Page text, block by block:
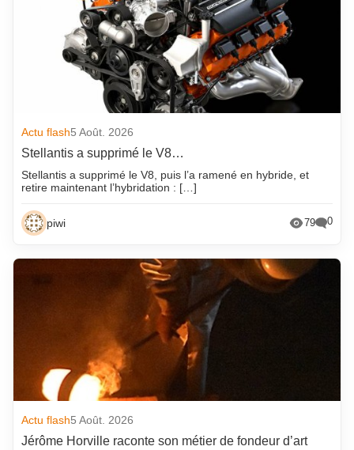
Actu flash5 Août. 2026
Stellantis a supprimé le V8…
Stellantis a supprimé le V8, puis l’a ramené en hybride, et
retire maintenant l’hybridation : […]
piwi 79 0
Actu flash5 Août. 2026
Jérôme Horville raconte son métier de fondeur d’art